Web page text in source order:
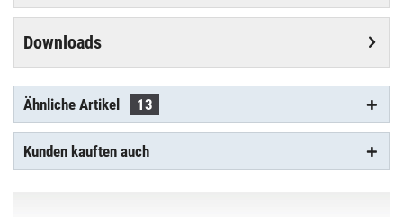
Downloads
Ähnliche Artikel 13
Kunden kauften auch